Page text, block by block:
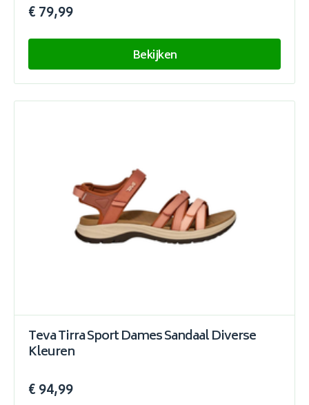
€ 79,99
Bekijken
Teva Tirra Sport Dames Sandaal Diverse
Kleuren
€ 94,99